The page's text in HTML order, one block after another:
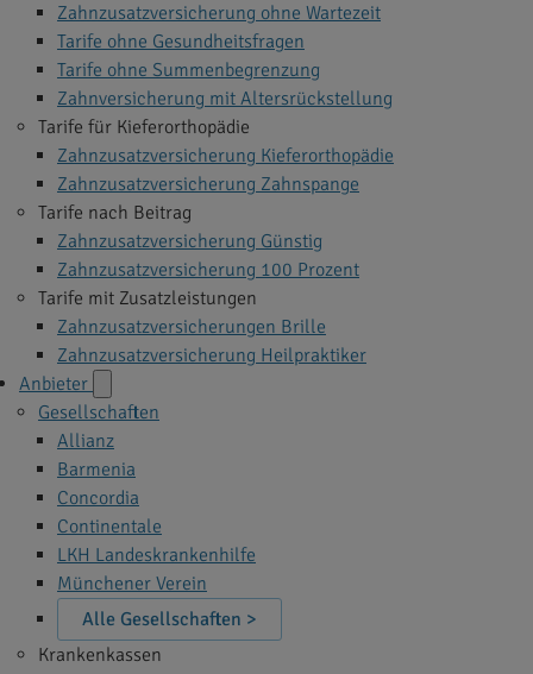
Zahnzusatzversicherung ohne Wartezeit
Tarife ohne Gesundheitsfragen
Tarife ohne Summenbegrenzung
Zahnversicherung mit Altersrückstellung
Tarife für Kieferorthopädie
Zahnzusatzversicherung Kieferorthopädie
Zahnzusatzversicherung Zahnspange
Tarife nach Beitrag
Zahnzusatzversicherung Günstig
Zahnzusatzversicherung 100 Prozent
Tarife mit Zusatzleistungen
Zahnzusatzversicherungen Brille
Zahnzusatzversicherung Heilpraktiker
Anbieter
Gesellschaften
Allianz
Barmenia
Concordia
Continentale
LKH Landeskrankenhilfe
Münchener Verein
Alle Gesellschaften >
Krankenkassen